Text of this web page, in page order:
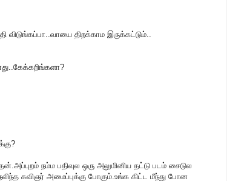
விடுங்கப்பா..வாயை திறக்காம இருக்கட்டும்..
நம்ம பதிவுல ஒரு அலுமினிய தட்டு படம் சைடுல
கவிஞர் அமைப்புக்கு போகும்.உங்க கிட்ட மீந்து போன